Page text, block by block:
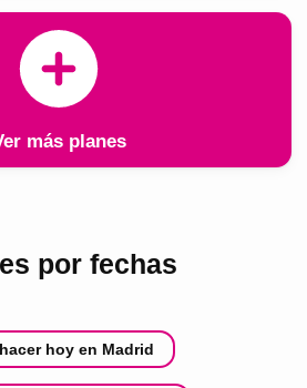
más planes
por fechas
hoy en Madrid